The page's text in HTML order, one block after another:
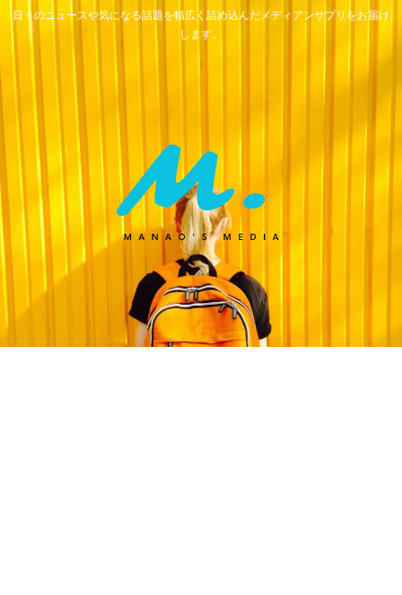
日々のニュースや気になる話題を幅広く詰め込んだメディアンサプリをお届け
します。